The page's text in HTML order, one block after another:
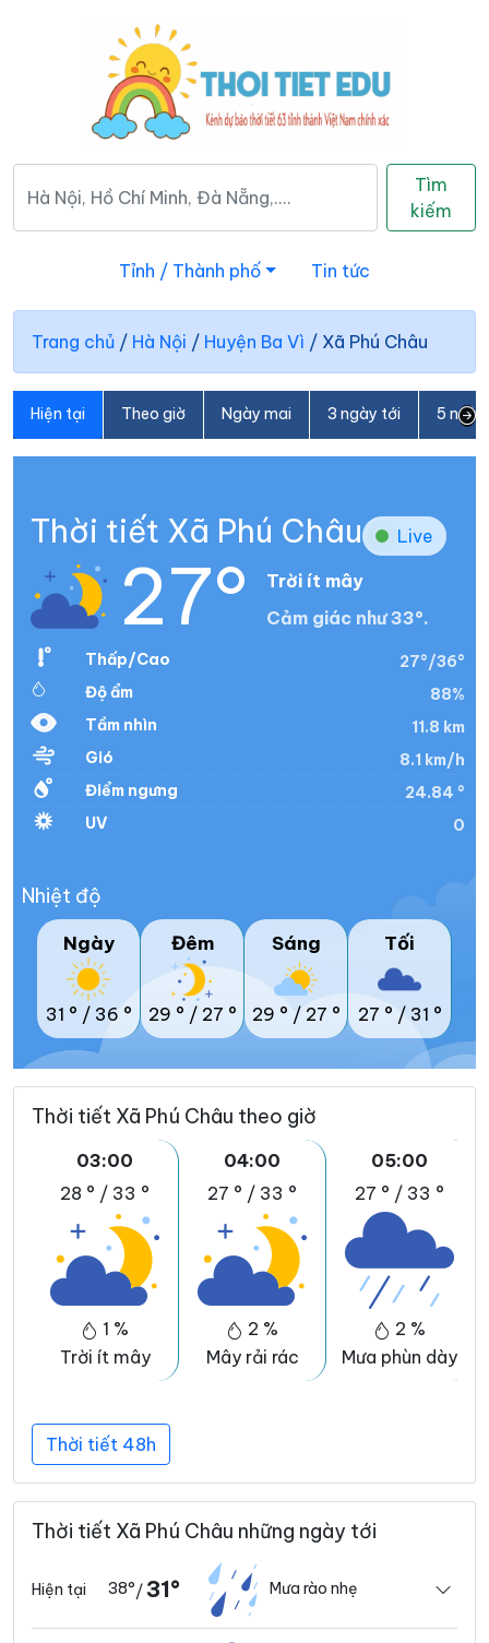
Tìm
kiếm
Tỉnh / Thành phố Tin tức
Trang chủ / Hà Nội / Huyện Ba Vì / Xã Phú Châu
Hiện tại Theo giờ Ngày mai 3 ngày tới 5
Thời tiết Xã Phú Châu Live
27°
Trời ít mây
Cảm giác như 33°.
Thấp/Cao
27°/36°
Độ ẩm
88%
Tầm nhìn
11.8 km
Gió
8.1 km/h
Điểm ngưng
24.84 °
UV
0
Nhiệt độ
Ngày
31 ° / 36 °
Đêm
29 ° / 27 °
Sáng
29 ° / 27 °
Tối
27 ° / 31 °
Thời tiết Xã Phú Châu theo giờ
03:00
28 ° / 33 °
1 %
Trời ít mây
04:00
27 ° / 33 °
2 %
Mây rải rác
05:00
27 ° / 33 °
2 %
Mưa phùn dày
Thời tiết 48h
Thời tiết Xã Phú Châu những ngày tới
Hiện tại 38°/31° Mưa rào nhẹ